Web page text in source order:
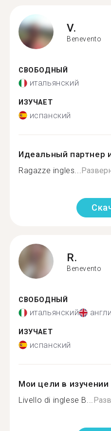
V.
Benevento
СВОБОДНЫЙ
итальянский
ИЗУЧАЕТ
испанский
Идеальный партнер
Ragazze ingles...
R.
Benevento
СВОБОДНЫЙ
итальянский
ИЗУЧАЕТ
испанский
Мои цели в изучении
Livello di inglese B...